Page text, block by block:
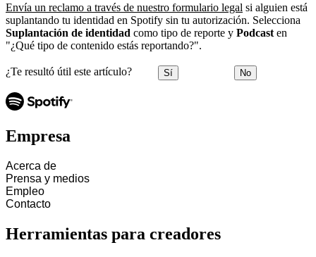
Envía un reclamo a través de nuestro formulario legal si alguien está
suplantando tu identidad en Spotify sin tu autorización. Selecciona
Suplantación de identidad como tipo de reporte y Podcast en
"¿Qué tipo de contenido estás reportando?".
¿Te resultó útil este artículo? Sí No
Empresa
Acerca de
Prensa y medios
Empleo
Contacto
Herramientas para creadores